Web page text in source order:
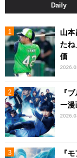
Daily
山本
た
価
『
ー漫
『